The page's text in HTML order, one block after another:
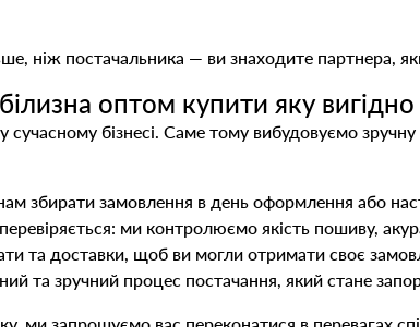
ніж постачальника — ви знаходите партнера,
оптом купити яку
бізнесі. Саме тому вибудовуємо
збирати замовлення в день оформлення або
ми контролюємо якість пошиву,
та доставки, щоб ви могли отримати своє
та зручний процес постачання, який стане